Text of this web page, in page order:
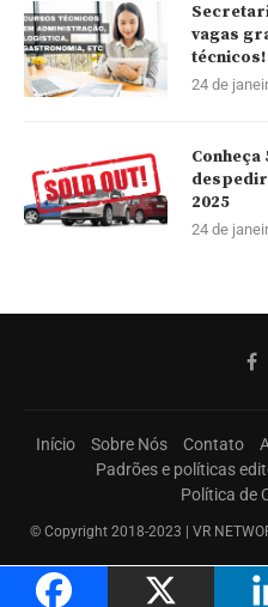
vagas
24 de
2025
24 de
Início Sobre Nós Contato
Padrões e políticas
Política de
© Copyright 2018-2023 | VR